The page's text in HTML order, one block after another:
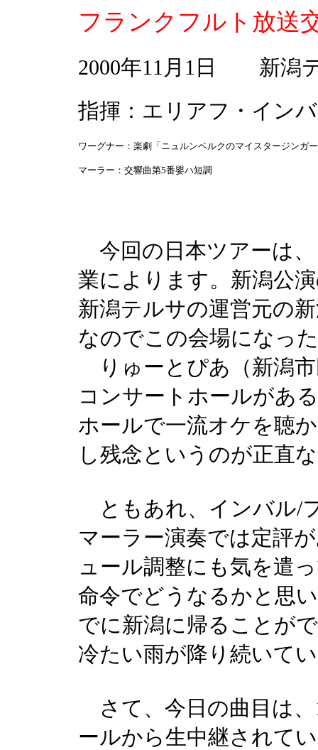
フランクフルト放送
2000年11月1日 新潟
指揮：エリアフ・イン
ワーグナー：楽劇「ニュルンベルクのマイスタージンガ
マーラー：交響曲第5番嬰ハ短調
今回の日本ツアーは、
業によります。新潟公
新潟テルサの運営元の
なのでこの会場になっ
りゅーとぴあ（新潟
コンサートホールがあ
ホールで一流オケを聴
し残念というのが正直
ともあれ、インバル/
マーラー演奏では定評
ュール調整にも気を遣
命令でどうなるかと思
でに新潟に帰ることが
冷たい雨が降り続いて
さて、今日の曲目は
ールから生中継されて